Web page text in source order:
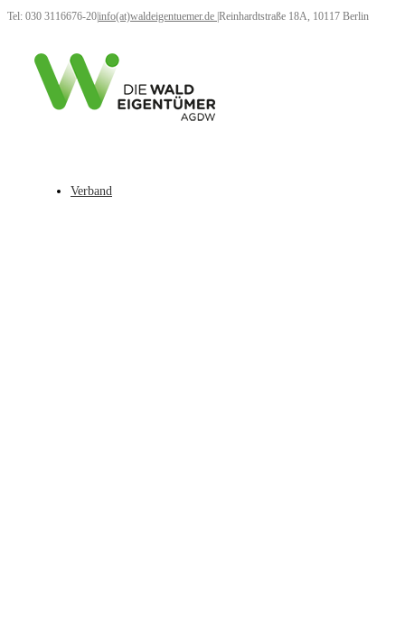
Tel: 030 3116676-20info(at)waldeigentuemer.de Reinhardtstraße 18A, 10117 Berlin
Verband